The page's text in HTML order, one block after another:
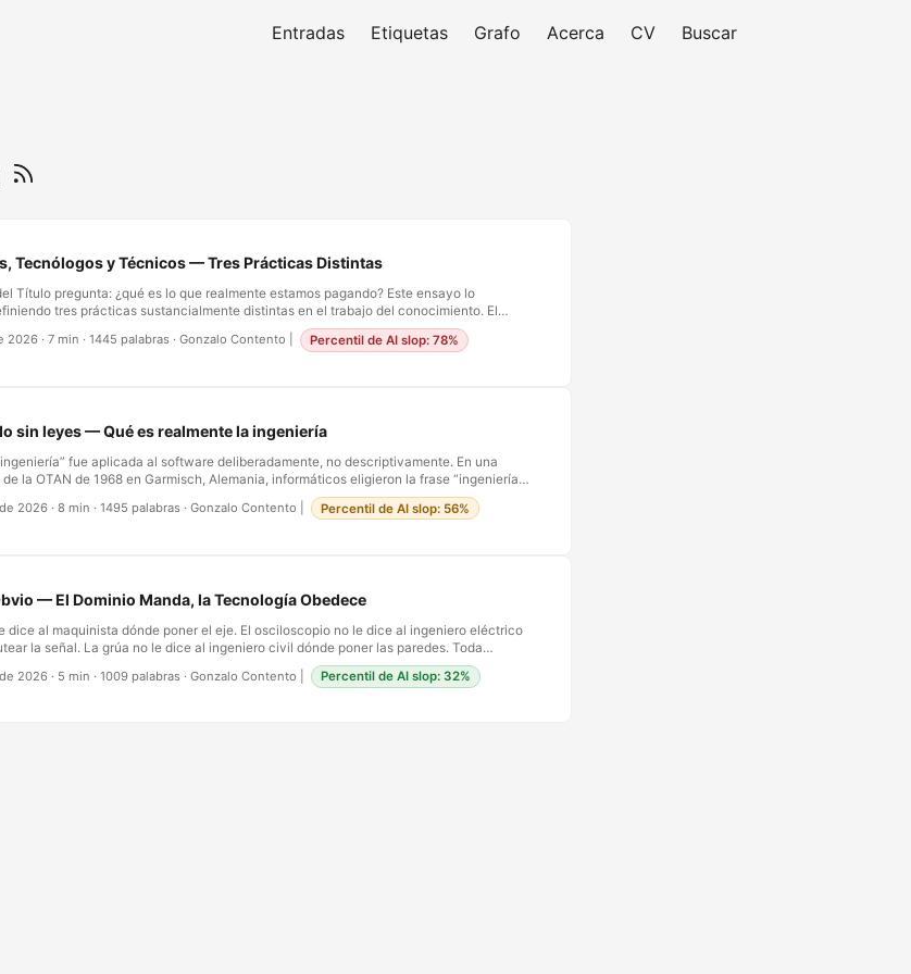
Entradas Etiquetas Grafo Acerca CV Buscar
Tecnólogos y Técnicos — Tres Prácticas Distintas
Título pregunta: ¿qué es lo que realmente estamos pagando? Este ensayo lo
tres prácticas sustancialmente distintas en el trabajo del conocimiento. El
es que la gente use “ingeniero,” “tecnólogo” y “técnico” de forma intercambiable. Es
imposible llamar a alguien de otra manera. I. La Profesión Que Perdió Sus
2026 · 7 min · 1445 palabras · Gonzalo Contento Percentil de AI slop: 78%
sin leyes — Qué es realmente la ingeniería
fue aplicada al software deliberadamente, no descriptivamente. En una
la OTAN de 1968 en Garmisch, Alemania, informáticos eligieron la frase “ingeniería
como una provocación—una exigencia aspiracional de que la disciplina se impusiera a
que la física impone en el trabajo civil y mecánico. La palabra no era un
2026 · 8 min · 1495 palabras · Gonzalo Contento Percentil de AI slop: 56%
— El Dominio Manda, la Tecnología Obedece
dice al maquinista dónde poner el eje. El osciloscopio no le dice al ingeniero eléctrico
la señal. La grúa no le dice al ingeniero civil dónde poner las paredes. Toda
ingeniería madura lo entendió pronto y no miró atrás: el problema físico guía el diseño.
son medios, no fines. El software fue la excepción — y por un tiempo
2026 · 5 min · 1009 palabras · Gonzalo Contento Percentil de AI slop: 32%